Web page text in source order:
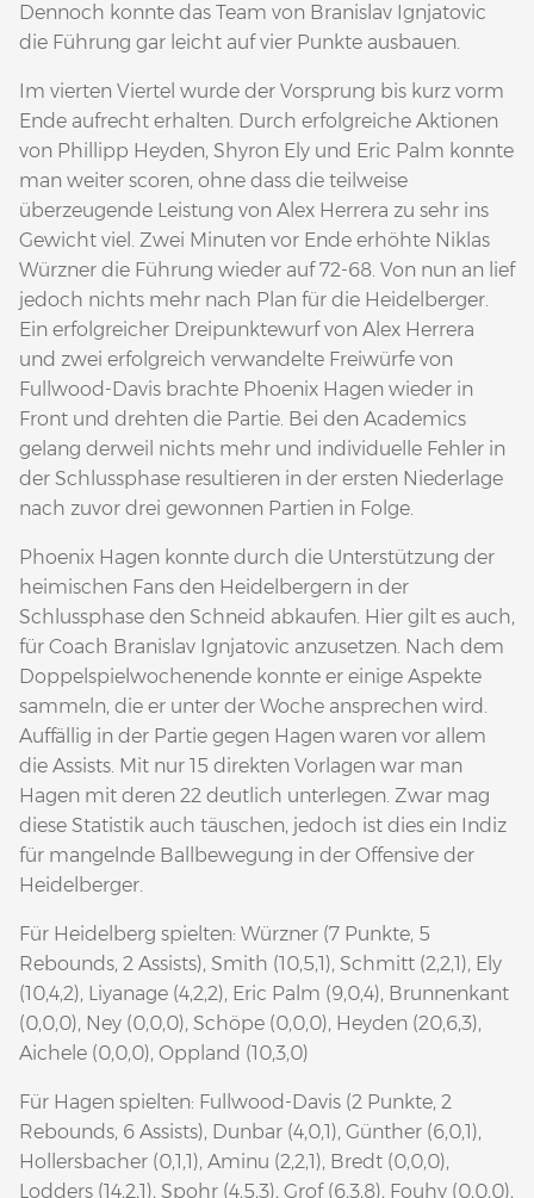
Dennoch konnte das Team von Branislav Ignjatovic
die Führung gar leicht auf vier Punkte ausbauen.
Im vierten Viertel wurde der Vorsprung bis kurz vorm
Ende aufrecht erhalten. Durch erfolgreiche Aktionen
von Phillipp Heyden, Shyron Ely und Eric Palm konnte
man weiter scoren, ohne dass die teilweise
überzeugende Leistung von Alex Herrera zu sehr ins
Gewicht viel. Zwei Minuten vor Ende erhöhte Niklas
Würzner die Führung wieder auf 72-68. Von nun an lief
jedoch nichts mehr nach Plan für die Heidelberger.
Ein erfolgreicher Dreipunktewurf von Alex Herrera
und zwei erfolgreich verwandelte Freiwürfe von
Fullwood-Davis brachte Phoenix Hagen wieder in
Front und drehten die Partie. Bei den Academics
gelang derweil nichts mehr und individuelle Fehler in
der Schlussphase resultieren in der ersten Niederlage
nach zuvor drei gewonnen Partien in Folge.
Phoenix Hagen konnte durch die Unterstützung der
heimischen Fans den Heidelbergern in der
Schlussphase den Schneid abkaufen. Hier gilt es auch,
für Coach Branislav Ignjatovic anzusetzen. Nach dem
Doppelspielwochenende konnte er einige Aspekte
sammeln, die er unter der Woche ansprechen wird.
Auffällig in der Partie gegen Hagen waren vor allem
die Assists. Mit nur 15 direkten Vorlagen war man
Hagen mit deren 22 deutlich unterlegen. Zwar mag
diese Statistik auch täuschen, jedoch ist dies ein Indiz
für mangelnde Ballbewegung in der Offensive der
Heidelberger.
Für Heidelberg spielten: Würzner (7 Punkte, 5
Rebounds, 2 Assists), Smith (10,5,1), Schmitt (2,2,1), Ely
(10,4,2), Liyanage (4,2,2), Eric Palm (9,0,4), Brunnenkant
(0,0,0), Ney (0,0,0), Schöpe (0,0,0), Heyden (20,6,3),
Aichele (0,0,0), Oppland (10,3,0)
Für Hagen spielten: Fullwood-Davis (2 Punkte, 2
Rebounds, 6 Assists), Dunbar (4,0,1), Günther (6,0,1),
Hollersbacher (0,1,1), Aminu (2,2,1), Bredt (0,0,0),
Lodders (14,2,1), Spohr (4,5,3), Grof (6,3,8), Fouhy (0,0,0),